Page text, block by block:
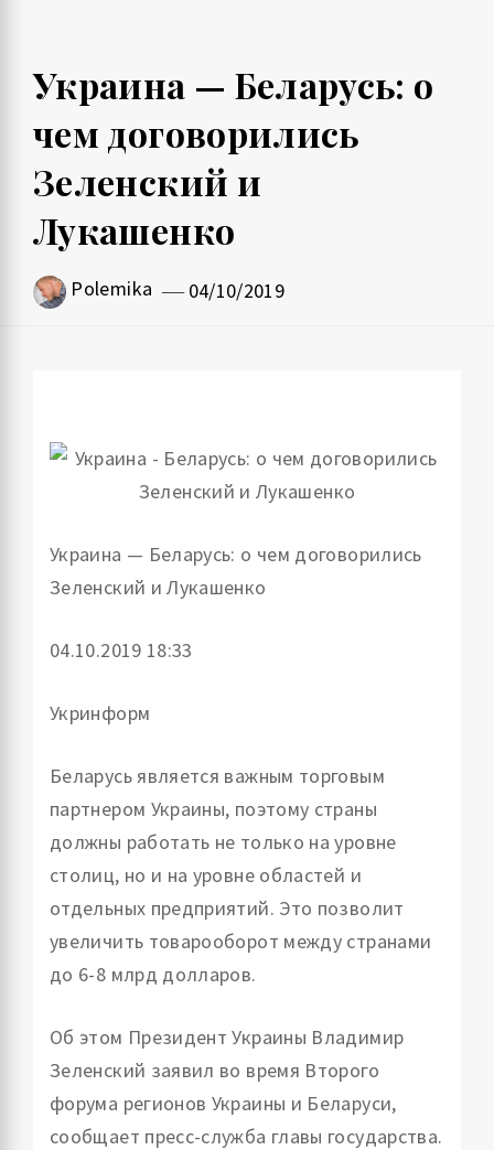
Украина — Беларусь: о
чем договорились
Зеленский и
Лукашенко
Polemika 04/10/2019
Украина — Беларусь: о чем договорились
Зеленский и Лукашенко
04.10.2019 18:33
Укринформ
Беларусь является важным торговым
партнером Украины, поэтому страны
должны работать не только на уровне
столиц, но и на уровне областей и
отдельных предприятий. Это позволит
увеличить товарооборот между странами
до 6-8 млрд долларов.
Об этом Президент Украины Владимир
Зеленский заявил во время Второго
форума регионов Украины и Беларуси,
сообщает пресс-служба главы государства.